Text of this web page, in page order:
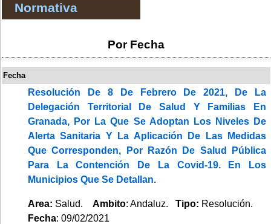
Normativa
Por Fecha
Fecha
Resolución De 8 De Febrero De 2021, De La
Delegación Territorial De Salud Y Familias En
Granada, Por La Que Se Adoptan Los Niveles De
Alerta Sanitaria Y La Aplicación De Las Medidas
Que Corresponden, Por Razón De Salud Pública
Para La Contención De La Covid-19. En Los
Municipios Que Se Detallan.
Area: Salud. Ambito: Andaluz. Tipo: Resolución.
Fecha: 09/02/2021